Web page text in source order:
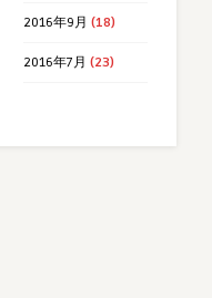
2016年9月 (18)
2016年7月 (23)